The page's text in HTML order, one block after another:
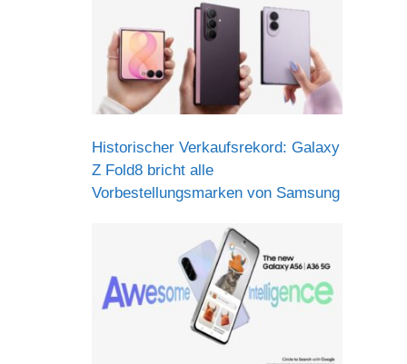
Historischer Verkaufsrekord: Galaxy
Z Fold8 bricht alle
Vorbestellungsmarken von Samsung